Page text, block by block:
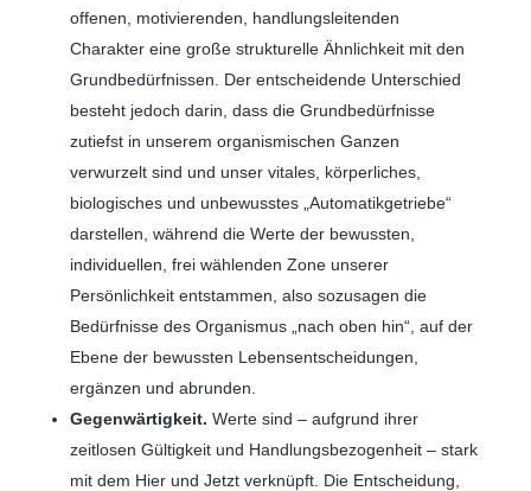
offenen, motivierenden, handlungsleitenden
Charakter eine große strukturelle Ähnlichkeit mit den
Grundbedürfnissen. Der entscheidende Unterschied
besteht jedoch darin, dass die Grundbedürfnisse
zutiefst in unserem organismischen Ganzen
verwurzelt sind und unser vitales, körperliches,
biologisches und unbewusstes „Automatikgetriebe“
darstellen, während die Werte der bewussten,
individuellen, frei wählenden Zone unserer
Persönlichkeit entstammen, also sozusagen die
Bedürfnisse des Organismus „nach oben hin“, auf der
Ebene der bewussten Lebensentscheidungen,
ergänzen und abrunden.
Gegenwärtigkeit. Werte sind – aufgrund ihrer
zeitlosen Gültigkeit und Handlungsbezogenheit – stark
mit dem Hier und Jetzt verknüpft. Die Entscheidung,